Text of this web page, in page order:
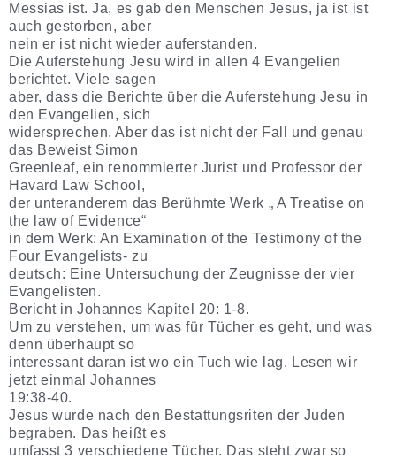
Messias ist. Ja, es gab den Menschen Jesus, ja ist ist
auch gestorben, aber
nein er ist nicht wieder auferstanden.
Die Auferstehung Jesu wird in allen 4 Evangelien
berichtet. Viele sagen
aber, dass die Berichte über die Auferstehung Jesu in
den Evangelien, sich
widersprechen. Aber das ist nicht der Fall und genau
das Beweist Simon
Greenleaf, ein renommierter Jurist und Professor der
Havard Law School,
der unteranderem das Berühmte Werk „ A Treatise on
the law of Evidence“
in dem Werk: An Examination of the Testimony of the
Four Evangelists- zu
deutsch: Eine Untersuchung der Zeugnisse der vier
Evangelisten.
Bericht in Johannes Kapitel 20: 1-8.
Um zu verstehen, um was für Tücher es geht, und was
denn überhaupt so
interessant daran ist wo ein Tuch wie lag. Lesen wir
jetzt einmal Johannes
19:38-40.
Jesus wurde nach den Bestattungsriten der Juden
begraben. Das heißt es
umfasst 3 verschiedene Tücher. Das steht zwar so